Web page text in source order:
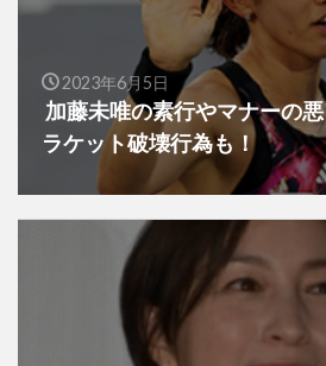
2023年6月5日
加藤未唯の素行やマナーの
ラケット破壊行為も！